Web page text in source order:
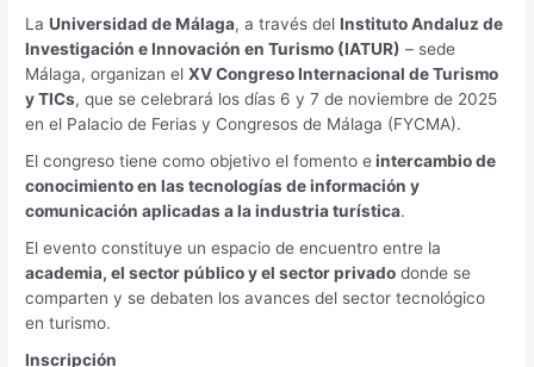
LaUniversidad de Málaga, a través delInstituto Andaluz de
Investigación e Innovación en Turismo (IATUR) – sede
Málaga, organizan elXV Congreso Internacional de Turismo
y TICs, que se celebrará los días 6 y 7 de noviembre de 2025
en el Palacio de Ferias y Congresos de Málaga (FYCMA).
El congreso tiene como objetivo el fomento eintercambio de
conocimiento en las tecnologías de información y
comunicación aplicadas a la industria turística.
El evento constituye un espacio de encuentro entre la
academia, el sector público y el sector privado donde se
comparten y se debaten los avances del sector tecnológico
en turismo.
Inscripción